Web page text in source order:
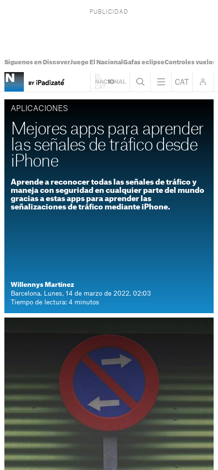
Síguenos en DiscoverJuego El Nacional Gafas eclipseControles vuelos
APLICACIONES
Mejores apps para aprender
las señales de tráfico desde
iPhone
Aprende a reconocer todas las señales de tráfico y
maneja con seguridad en cualquier parte del mundo
gracias a estas apps para aprender las
señalizaciones de tráfico mediante iPhone.
Willennys Martínez
Barcelona. Lunes, 14 de marzo de 2022. 02:03
Tiempo de lectura: 4 minutos